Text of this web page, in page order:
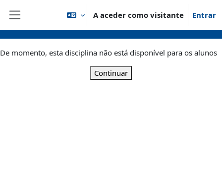
Ir para o conteúdo principal
A aceder como visitante Entrar
De momento, esta disciplina não está disponível para os alunos
Continuar